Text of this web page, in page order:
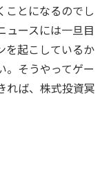
ことになるのでし
ュースには一旦目
を起こしているか
。そうやってゲー
れば、株式投資冥